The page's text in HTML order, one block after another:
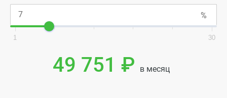
1 30
49 751 ₽ в месяц